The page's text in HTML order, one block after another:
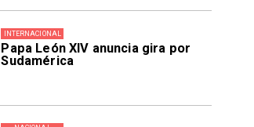
Papa León XIV anuncia gira por
Sudamérica
INTERNACIONAL